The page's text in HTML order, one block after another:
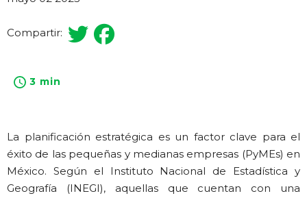
Compartir:
3 min
La planificación estratégica es un factor clave para el
éxito de las pequeñas y medianas empresas (PyMEs) en
México. Según el Instituto Nacional de Estadística y
Geografía (INEGI), aquellas que cuentan con una